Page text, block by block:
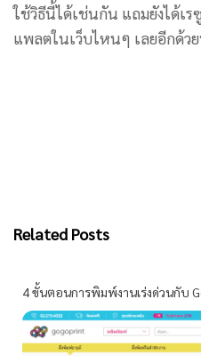
ใช้วิธีนี้ได้เช่นกัน แถมยังได้เร
แพลตในเว็บไหนๆ เลยอีกด้ว
Related Posts
4 ขั้นตอนการพิมพ์งานเร่งด่วนกับ